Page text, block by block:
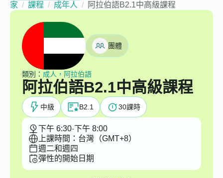
家
課程 成年人 阿拉伯語B2.1中高級課程
團體
類別： 成人，阿拉伯語
阿拉伯語B2.1中高級課程
中級 B2.1 30課時
下午 6:30-下午 8:00
上課時間：台灣（GMT+8）
週二和週四
彈性的開始日期